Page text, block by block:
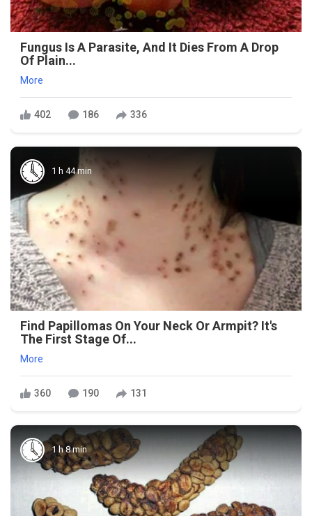
Fungus Is A Parasite, And It Dies From A Drop
Of Plain...
More
402 186 336
1 h 44 min
Find Papillomas On Your Neck Or Armpit? It's
The First Stage Of...
More
360 190 131
1 h 8 min